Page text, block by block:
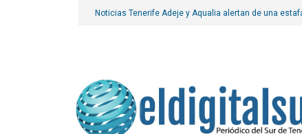
Noticias Tenerife Adeje y Aqualia alertan de una